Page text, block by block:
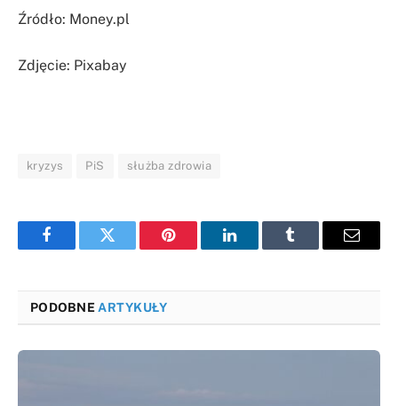
Źródło: Money.pl
Zdjęcie: Pixabay
kryzys PiS służba zdrowia
FacebookTwitter Pinterest LinkedInTumblr Email
PODOBNEARTYKUŁY